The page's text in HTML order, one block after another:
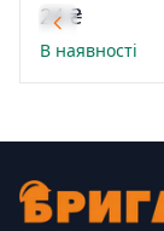
24 ₴
В наявності